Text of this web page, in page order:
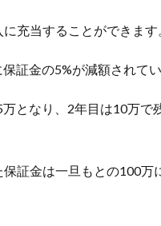
充当することができます
証金の5%が減額されてい
となり、2年目は10万で
証金は一旦もとの100万